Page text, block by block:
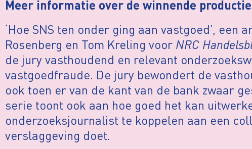
Meer informatie over de winnende
‘Hoe SNS ten onder ging aan vastgoed’, een
Rosenberg en Tom Kreling voor NRC
de jury vasthoudend en relevant
vastgoedfraude. De jury bewondert de
ook toen er van de kant van de bank zwaar
serie toont ook aan hoe goed het kan
onderzoeksjournalist te koppelen aan een
verslaggeving doet.